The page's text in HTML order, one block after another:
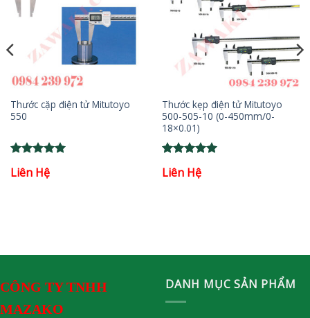
Thước cặp điện tử Mitutoyo
550
out of 5
Liên Hệ
Thước kẹp điện tử Mitutoyo
500-505-10 (0-450mm/0-
18×0.01)
out of 5
Liên Hệ
CÔNG TY TNHH
MAZAKO
DANH MỤC SẢN PHẨM